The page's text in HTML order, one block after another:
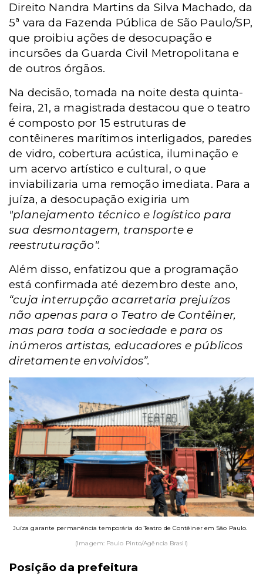
Direito Nandra Martins da Silva Machado, da
5ª vara da Fazenda Pública de São Paulo/SP,
que proibiu ações de desocupação e
incursões da Guarda Civil Metropolitana e
de outros órgãos.
Na decisão, tomada na noite desta quinta-
feira, 21, a magistrada destacou que o teatro
é composto por 15 estruturas de
contêineres marítimos interligados, paredes
de vidro, cobertura acústica, iluminação e
um acervo artístico e cultural, o que
inviabilizaria uma remoção imediata. Para a
juíza, a desocupação exigiria um
"planejamento técnico e logístico para
sua desmontagem, transporte e
reestruturação".
Além disso, enfatizou que a programação
está confirmada até dezembro deste ano,
“cuja interrupção acarretaria prejuízos
não apenas para o Teatro de Contêiner,
mas para toda a sociedade e para os
inúmeros artistas, educadores e públicos
diretamente envolvidos”.
Juíza garante permanência temporária do Teatro de Contêiner em São Paulo.
(Imagem: Paulo Pinto/Agência Brasil)
Posição da prefeitura